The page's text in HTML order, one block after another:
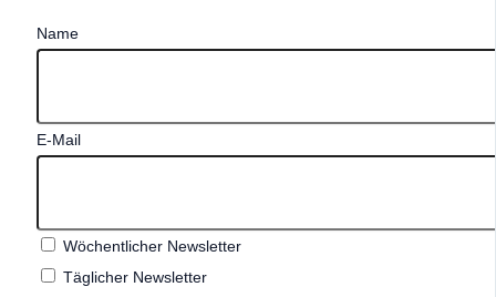
Name
E-Mail
Wöchentlicher Newsletter
Täglicher Newsletter